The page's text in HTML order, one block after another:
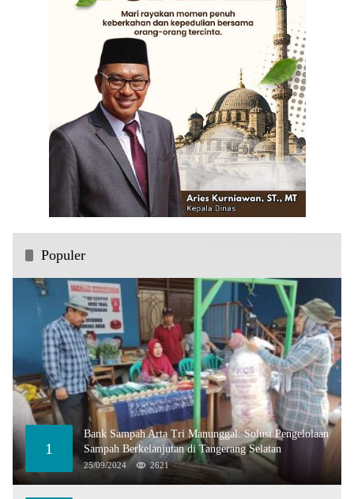
Populer
1
Bank Sampah Arta Tri Manunggal: Solusi Pengelolaan
Sampah Berkelanjutan di Tangerang Selatan
25/09/2024 2621